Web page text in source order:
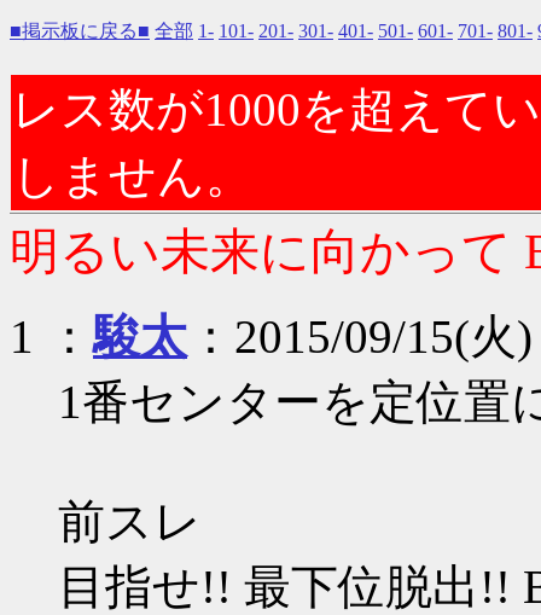
■掲示板に戻る■ 全部 1- 101- 201- 301- 401- 501- 601- 701- 801-
レス数が1000を超えて
しません。
明るい未来に向かって
1 ：駿太 ：2015/09/15(
1番センターを定位置
前スレ
目指せ!! 最下位脱出!!